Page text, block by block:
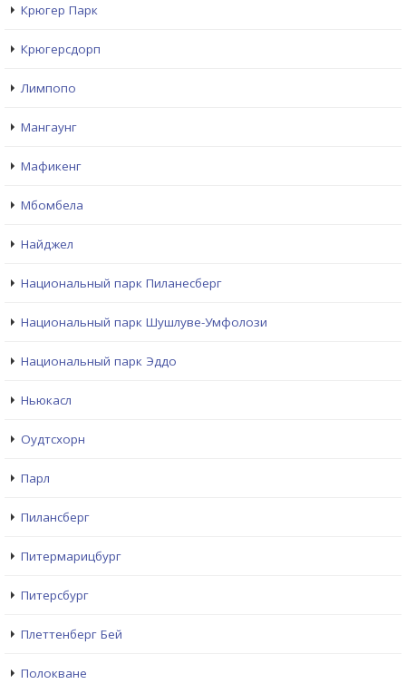
Крюгер Парк
Крюгерсдорп
Лимпопо
Мангаунг
Мафикенг
Мбомбела
Найджел
Национальный парк Пиланесберг
Национальный парк Шушлуве-Умфолози
Национальный парк Эддо
Ньюкасл
Оудтсхорн
Парл
Пилансберг
Питермарицбург
Питерсбург
Плеттенберг Бей
Полокване